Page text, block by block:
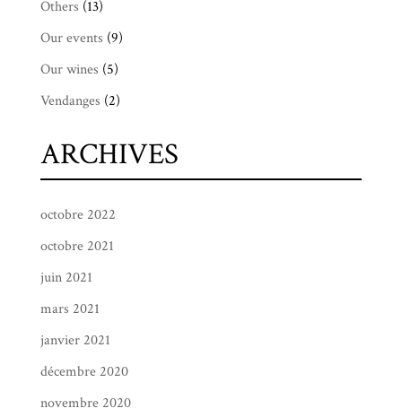
Others (13)
Our events (9)
Our wines (5)
Vendanges (2)
ARCHIVES
octobre 2022
octobre 2021
juin 2021
mars 2021
janvier 2021
décembre 2020
novembre 2020